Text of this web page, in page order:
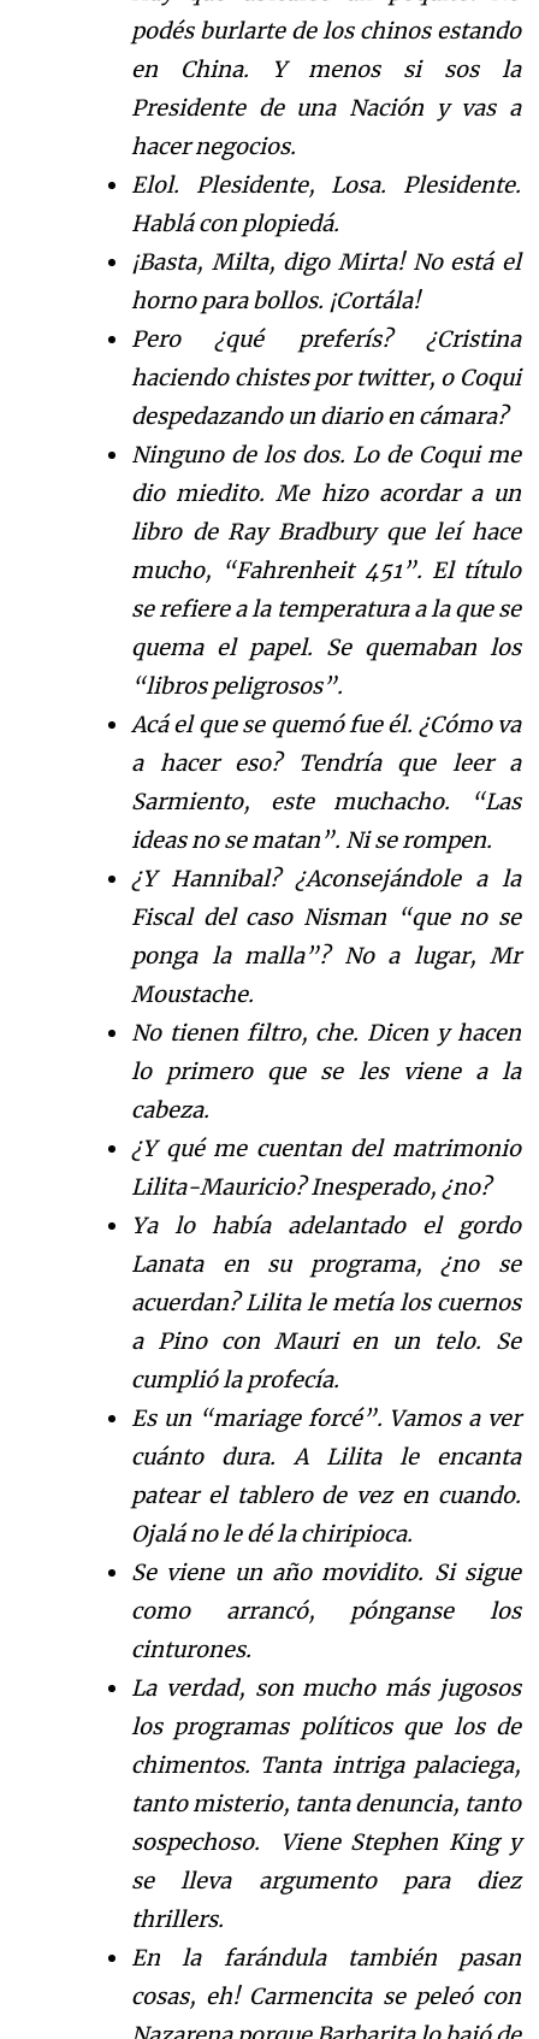
podés burlarte de los chinos estando
en China. Y menos si sos la
Presidentede una Nación y vas a
hacer negocios.
Elol. Plesidente, Losa. Plesidente.
Hablá con plopiedá.
¡Basta, Milta, digo Mirta! No está el
horno para bollos. ¡Cortála!
Pero ¿qué preferís? ¿Cristina
haciendo chistes por twitter, o Coqui
despedazando un diario en cámara?
Ninguno de los dos. Lo de Coqui me
dio miedito. Me hizo acordar a un
libro de Ray Bradbury que leí hace
mucho, “Fahrenheit 451”. El título
se refiere a la temperatura a la que se
quema el papel. Se quemaban los
“libros peligrosos”.
Acá el que se quemó fue él. ¿Cómo va
a hacer eso? Tendría que leer a
Sarmiento, este muchacho. “Las
ideas no se matan”. Ni se rompen.
¿Y Hannibal? ¿Aconsejándole a la
Fiscaldel caso Nisman “que no se
ponga la malla”? No a lugar, Mr
Moustache.
No tienen filtro, che. Dicen y hacen
lo primero que se les viene a la
cabeza.
¿Y qué me cuentan del matrimonio
Lilita-Mauricio? Inesperado, ¿no?
Ya lo había adelantado el gordo
Lanata en su programa, ¿no se
acuerdan? Lilita le metía los cuernos
a Pino con Mauri en un telo. Se
cumplió la profecía.
Es un “mariage forcé”. Vamos a ver
cuánto dura. A Lilita le encanta
patear el tablero de vez en cuando.
Ojalá no le dé la chiripioca.
Se viene un año movidito. Si sigue
como arrancó, pónganse los
cinturones.
La verdad, son mucho más jugosos
los programas políticos que los de
chimentos. Tanta intriga palaciega,
tanto misterio, tanta denuncia, tanto
sospechoso. Viene Stephen King y
se lleva argumento para diez
thrillers.
En la farándula también pasan
cosas, eh! Carmencita se peleó con